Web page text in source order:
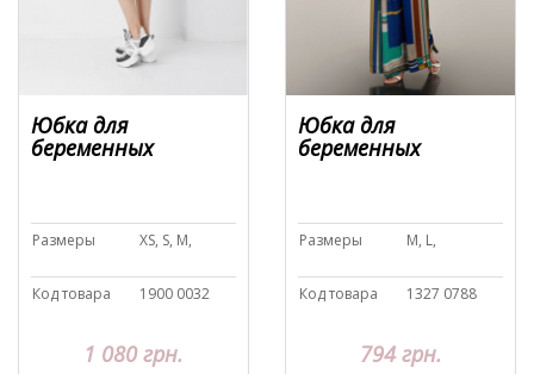
Юбка для
беременных
Размеры XS, S, M,
Код товара 1900 0032
1 080 грн.
Юбка для
беременных
Размеры M, L,
Код товара 1327 0788
794 грн.